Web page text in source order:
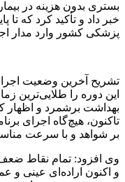
بستری بدون هزینه در
خبر داد و تأکید کرد که تا
پزشکی کشور وارد مدار
تشریح آخرین وضعیت
این دوره را طلایی‌ترین
بهداشت برشمرد و اظهار
تاکنون، هیچ‌گاه اجرای
بر شواهد و با سرعت
وی افزود: تمام نقاط
و اکنون اراده‌ای عینی و